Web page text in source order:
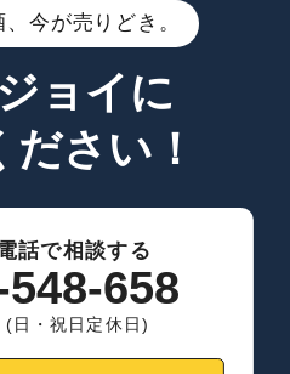
今が売りどき。
ョイに
さい！
話で相談する
658
日・祝日定休日)